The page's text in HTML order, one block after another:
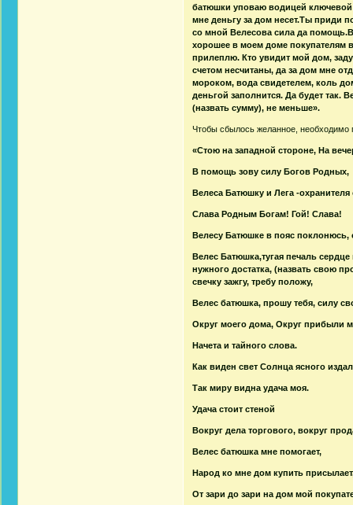
батюшки уповаю водицей ключевой
мне деньгу за дом несет.Ты приди
со мной Велесова сила да
хорошее в моем доме покупателям
прилеплю. Кто увидит мой дом,
счетом несчитаны, да за дом мне
мороком, вода свидетелем, коль
деньгой заполнится. Да будет
(назвать сумму), не меньше».
Чтобы сбылось желанное, необходимо
«Стою на западной стороне, На
В помощь зову силу Богов Родных,
Велеса Батюшку и Лега -охранителя
Слава Родным Богам! Гой! Слава!
Велесу Батюшке в пояс
Велес Батюшка,тугая печаль
нужного достатка, (назвать свою
свечку зажгу, требу положу,
Велес батюшка, прошу тебя, силу
Округ моего дома, Округ прибыли
Начета и тайного слова.
Как виден свет Солнца ясного
Так миру видна удача моя.
Удача стоит стеной
Вокруг дела торгового, вокруг
Велес батюшка мне помогает,
Народ ко мне дом купить
От зари до зари на дом мой